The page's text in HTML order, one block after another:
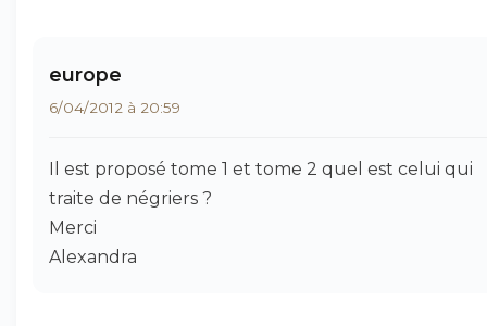
europe
6/04/2012 à 20:59
Il est proposé tome 1 et tome 2 quel est celui qui
traite de négriers ?
Merci
Alexandra